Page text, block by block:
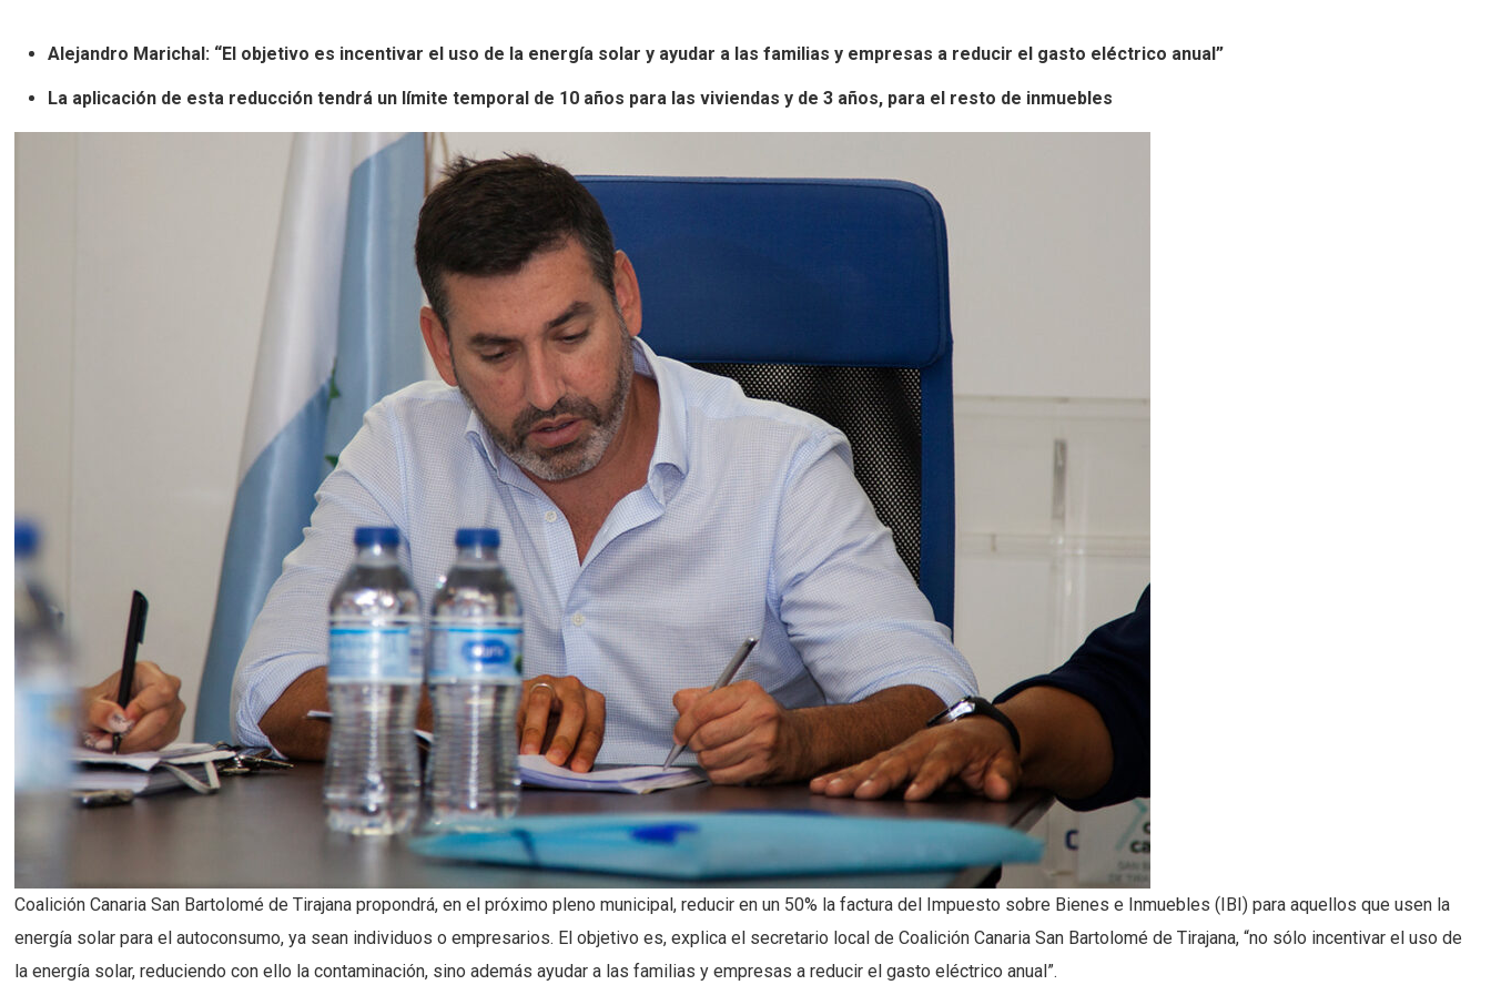
Alejandro Marichal: “El objetivo es incentivar el uso de la energía solar y ayudar a las familias y empresas a reducir el gasto eléctrico anual”
La aplicación de esta reducción tendrá un límite temporal de 10 años para las viviendas y de 3 años, para el resto de inmuebles
Coalición Canaria San Bartolomé de Tirajana propondrá, en el próximo pleno municipal, reducir en un 50% la factura del Impuesto sobre Bienes e Inmuebles (IBI) para aquellos que usen la
energía solar para el autoconsumo, ya sean individuos o empresarios. El objetivo es, explica el secretario local de Coalición Canaria San Bartolomé de Tirajana, “no sólo incentivar el uso de
la energía solar, reduciendo con ello la contaminación, sino además ayudar a las familias y empresas a reducir el gasto eléctrico anual”.